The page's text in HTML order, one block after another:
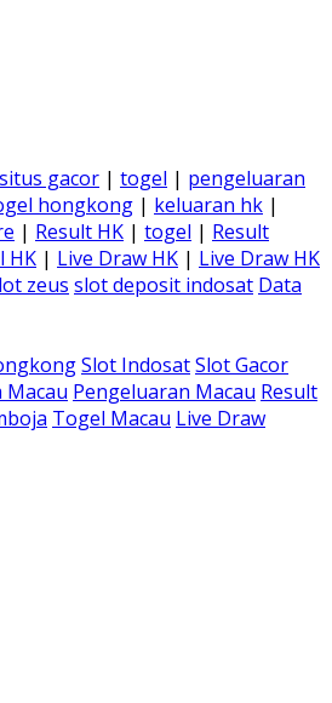
situs gacor | togel | pengeluaran
hongkong | keluaran hk |
| Result HK | togel | Result
HK | Live Draw HK | Live Draw HK
zeus slot deposit indosat Data
Slot IndosatSlot Gacor
Macau Pengeluaran Macau Result
Togel Macau Live Draw